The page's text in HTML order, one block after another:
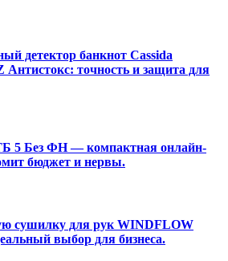
детектор банкнот Cassida
Антистокс: точность и защита для
5 Без ФН — компактная онлайн-
бюджет и нервы.
сушилку для рук WINDFLOW
выбор для бизнеса.